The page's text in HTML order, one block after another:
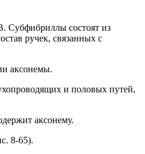
Субфибриллы состоят из
ручек, связанных с
аксонемы.
и половых путей,
аксонему.
8-65).